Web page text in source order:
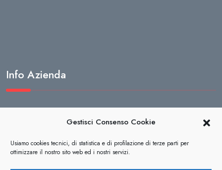
Gestisci Consenso Cookie
Usiamo cookies tecnici, di statistica e di profilazione di terze parti per
ottimizzare il nostro sito web ed i nostri servizi.
Info Azienda
Cookies